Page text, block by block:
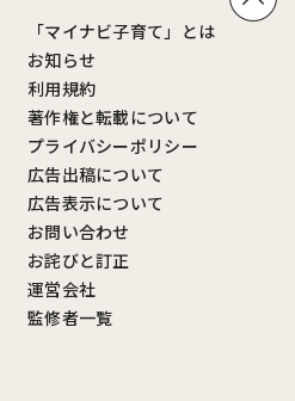
「マイナビ子育て」とは
お知らせ
利用規約
著作権と転載について
プライバシーポリシー
広告出稿について
広告表示について
お問い合わせ
お詫びと訂正
運営会社
監修者一覧